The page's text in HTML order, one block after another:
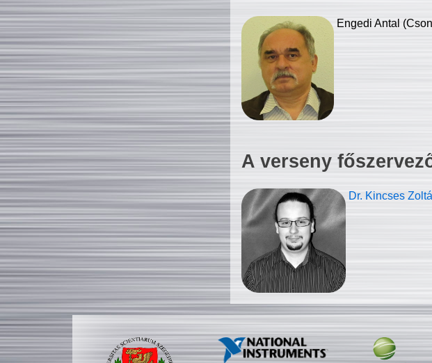
Engedi Antal
A verseny
Dr. Kincses